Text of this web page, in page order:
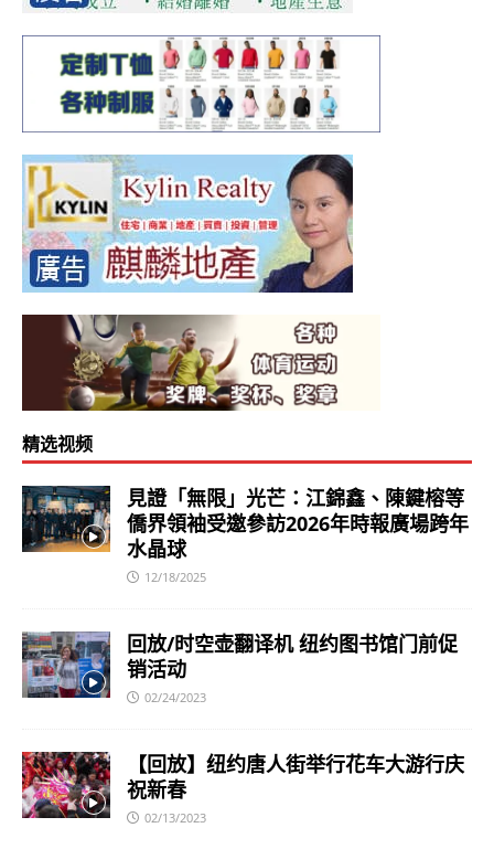
精选视频
見證「無限」光芒：江錦鑫、陳鍵榕等
僑界領袖受邀參訪2026年時報廣場跨年
水晶球
12/18/2025
回放/时空壶翻译机 纽约图书馆门前促
销活动
02/24/2023
【回放】纽约唐人街举行花车大游行庆
祝新春
02/13/2023